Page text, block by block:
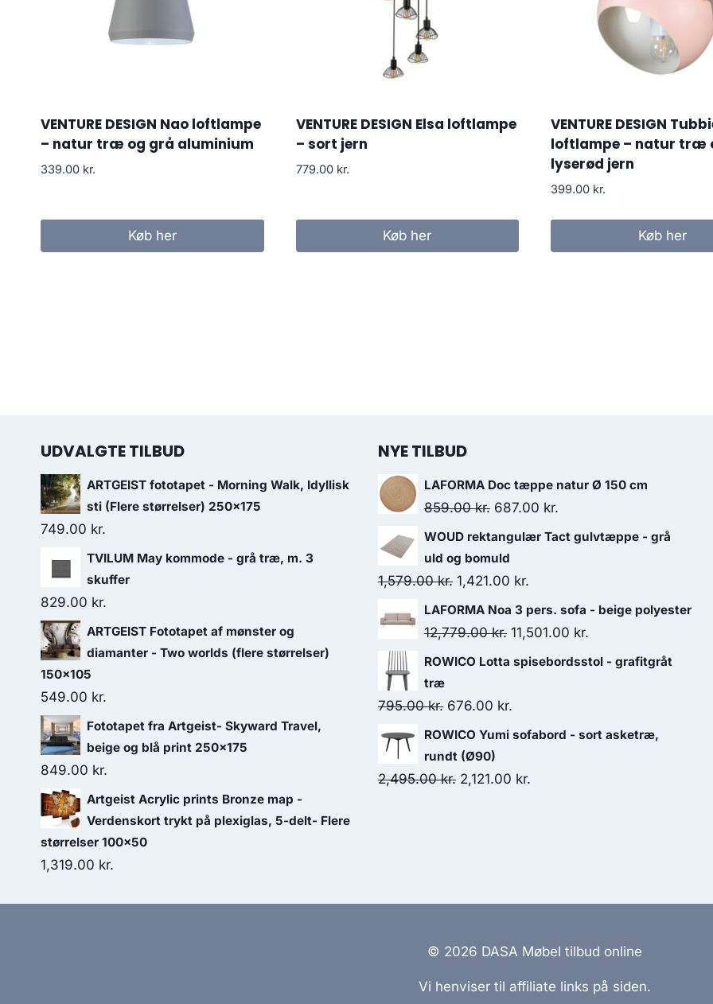
VENTURE DESIGN Nao loftlampe
– natur træ og grå aluminium
339.00 kr.
Køb her
VENTURE DESIGN Elsa loftlampe
– sort jern
779.00 kr.
Køb her
VENTURE DESIGN
loftlampe – natur træ
lyserød jern
399.00 kr.
Køb her
UDVALGTE TILBUD
ARTGEIST fototapet - Morning Walk, Idyllisk
sti (Flere størrelser) 250x175
749.00 kr.
TVILUM May kommode - grå træ, m. 3
skuffer
829.00 kr.
ARTGEIST Fototapet af mønster og
diamanter - Two worlds (flere størrelser)
150x105
549.00 kr.
Fototapet fra Artgeist- Skyward Travel,
beige og blå print 250x175
849.00 kr.
Artgeist Acrylic prints Bronze map -
Verdenskort trykt på plexiglas, 5-delt- Flere
størrelser 100x50
1,319.00 kr.
NYE TILBUD
LAFORMA Doc tæppe natur Ø 150 cm
859.00kr. 687.00 kr.
WOUD rektangulær Tact gulvtæppe - grå
uld og bomuld
1,579.00kr. 1,421.00 kr.
LAFORMA Noa 3 pers. sofa - beige polyester
12,779.00kr. 11,501.00 kr.
ROWICO Lotta spisebordsstol - grafitgråt
træ
795.00kr. 676.00 kr.
ROWICO Yumi sofabord - sort asketræ,
rundt (Ø90)
2,495.00kr. 2,121.00 kr.
© 2026 DASA Møbel tilbud online
Vi henviser til affiliate links på siden.